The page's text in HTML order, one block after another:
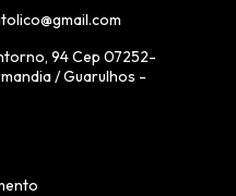
94 Cep 07252-
/ Guarulhos -